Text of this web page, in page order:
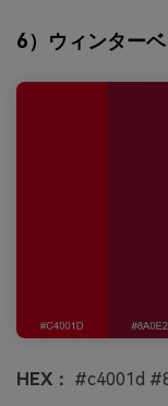
6）ウィンター
HEX： #c4001d